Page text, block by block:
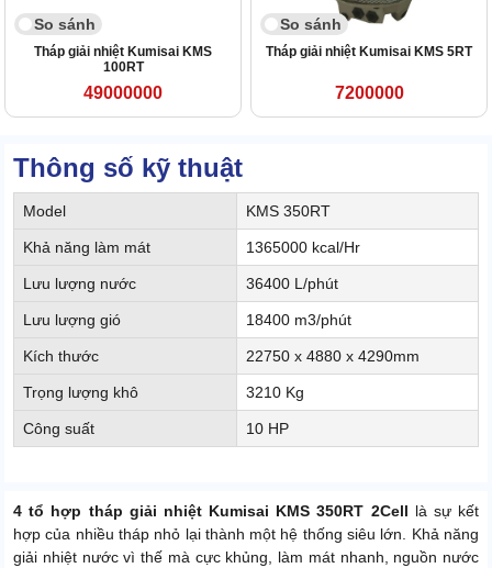
So sánh
Tháp giải nhiệt Kumisai KMS
100RT
49000000
So sánh
Tháp giải nhiệt Kumisai KMS 5RT
7200000
Thông số kỹ thuật
Model KMS 350RT
Khả năng làm mát 1365000 kcal/Hr
Lưu lượng nước 36400 L/phút
Lưu lượng gió 18400 m3/phút
Kích thước 22750 x 4880 x 4290mm
Trọng lượng khô 3210 Kg
Công suất 10 HP
4 tổ hợp tháp giải nhiệt Kumisai KMS 350RT 2Cell là sự kết
hợp của nhiều tháp nhỏ lại thành một hệ thống siêu lớn. Khả năng
giải nhiệt nước vì thế mà cực khủng, làm mát nhanh, nguồn nước